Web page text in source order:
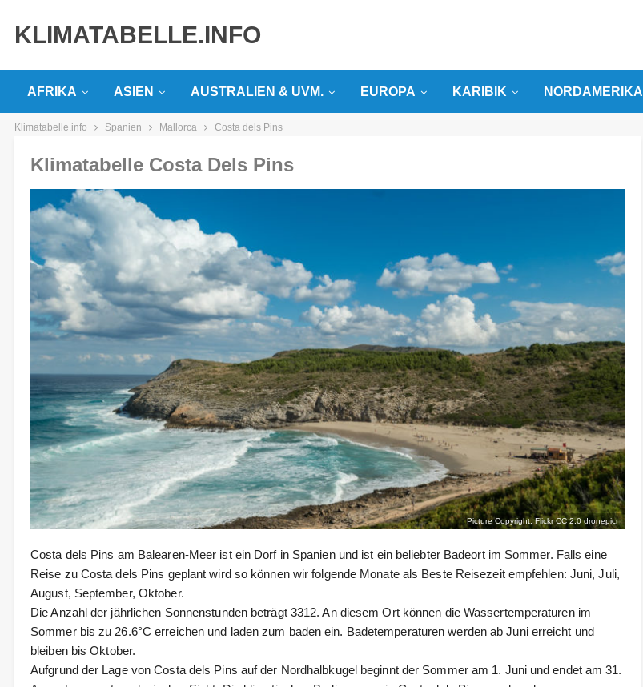
KLIMATABELLE.INFO
AFRIKA ASIEN AUSTRALIEN & UVM. EUROPA KARIBIK NORDAMERIKA
Klimatabelle.info Spanien Mallorca Costa dels Pins
Klimatabelle Costa Dels Pins
Picture Copyright: Flickr CC 2.0dronepicr
Costa dels Pins am Balearen-Meer ist ein Dorf in Spanien und ist ein beliebter Badeort im Sommer. Falls eine
Reise zu Costa dels Pins geplant wird so können wir folgende Monate als Beste Reisezeit empfehlen: Juni, Juli,
August, September, Oktober.
Die Anzahl der jährlichen Sonnenstunden beträgt 3312. An diesem Ort können die Wassertemperaturen im
Sommer bis zu 26.6°C erreichen und laden zum baden ein. Badetemperaturen werden ab Juni erreicht und
bleiben bis Oktober.
Aufgrund der Lage von Costa dels Pins auf der Nordhalbkugel beginnt der Sommer am 1. Juni und endet am 31.